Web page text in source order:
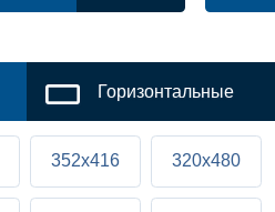
Горизонтальные
352x416 320x480